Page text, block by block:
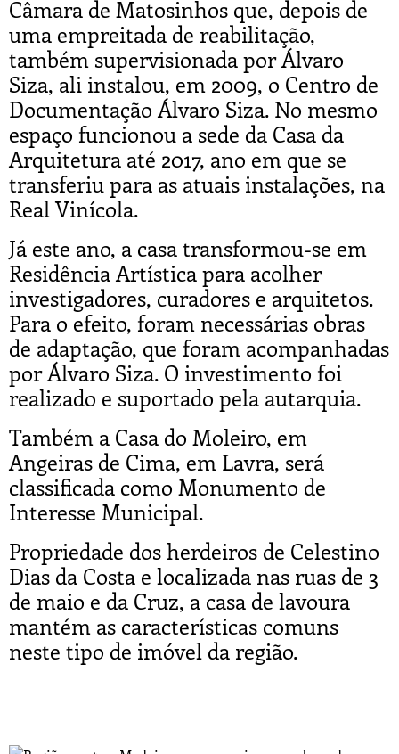
Câmara de Matosinhos que, depois de
uma empreitada de reabilitação,
também supervisionada por Álvaro
Siza, ali instalou, em 2009, o Centro de
Documentação Álvaro Siza. No mesmo
espaço funcionou a sede da Casa da
Arquitetura até 2017, ano em que se
transferiu para as atuais instalações, na
Real Vinícola.
Já este ano, a casa transformou-se em
Residência Artística para acolher
investigadores, curadores e arquitetos.
Para o efeito, foram necessárias obras
de adaptação, que foram acompanhadas
por Álvaro Siza. O investimento foi
realizado e suportado pela autarquia.
Também a Casa do Moleiro, em
Angeiras de Cima, em Lavra, será
classificada como Monumento de
Interesse Municipal.
Propriedade dos herdeiros de Celestino
Dias da Costa e localizada nas ruas de 3
de maio e da Cruz, a casa de lavoura
mantém as características comuns
neste tipo de imóvel da região.